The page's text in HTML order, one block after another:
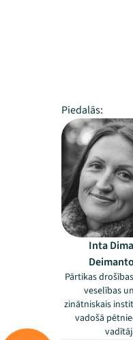
Piedalās:
Inta
Pārtikas
veselības
zinātniskais
vadošā